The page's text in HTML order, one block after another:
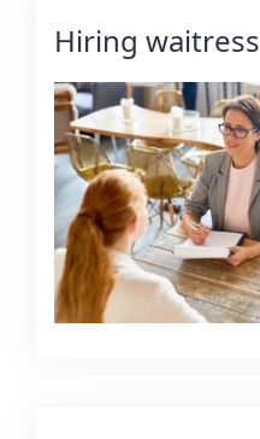
Hiring waitress